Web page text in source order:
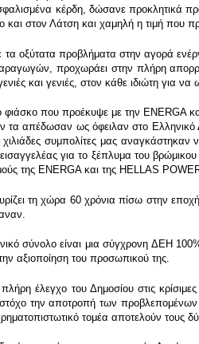
κέρδη, δώσανε προκλητικά
και στον Λάτση και χαμηλή η τιμή που
τα οξύτατα προβλήματα στην αγορά
προχωράει στην πλήρη
και γενιές, στον κάθε ιδιώτη για
φιάσκο που προέκυψε με την
απέδωσαν ως όφειλαν στο Ελληνικό
χιλιάδες συμπολίτες μας
εισαγγελέας για το ξέπλυμα του
της ENERGA και της HELLAS
τη χώρα 60 χρόνια πίσω στην εποχή
σύνολο είναι μια σύγχρονη ΔΕΗ
αξιοποίηση του προσωπικού της.
έλεγχο του Δημοσίου στις
την αποτροπή των προβλεπομένων
τομέα αποτελούν τους